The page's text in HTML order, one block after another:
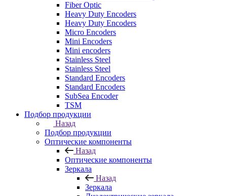
Fiber Optic
Heavy Duty Encoders
Heavy Duty Encoders
Micro Encoders
Mini Encoders
Mini encoders
Stainless Steel
Stainless Steel
Standard Encoders
Standard Encoders
SubSea Encoder
TSM
Подбор продукции
Назад
Подбор продукции
Оптические компоненты
Назад
Оптические компоненты
Зеркала
Назад
Зеркала